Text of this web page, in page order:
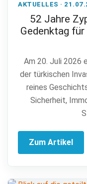
AKTUELLES ·
52 Jahre
Gedenktag
Am 20. Juli 2026
der türkischen
reines
Sicherheit,
Zum Artikel